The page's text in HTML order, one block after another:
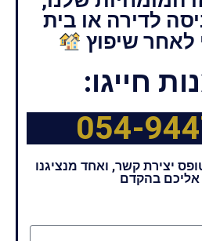
לדירה או בית
לאחר שיפוץ
חייגו:
054-
יצירת קשר, ואחד מנציגנו
אליכם בהקדם